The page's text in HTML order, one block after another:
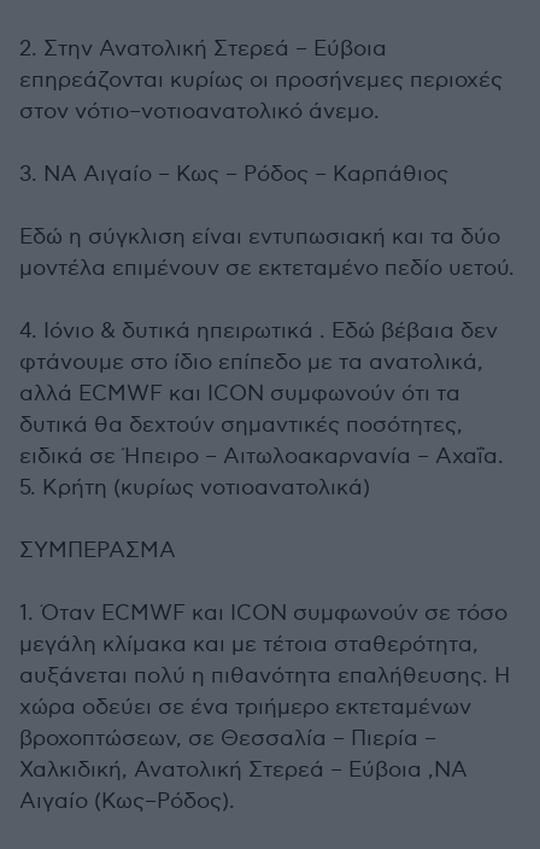
2. Στην Ανατολική Στερεά – Εύβοια
επηρεάζονται κυρίως οι προσήνεμες περιοχές
στον νότιο–νοτιοανατολικό άνεμο.
3. ΝΑ Αιγαίο – Κως – Ρόδος – Καρπάθιος
Εδώ η σύγκλιση είναι εντυπωσιακή και τα δύο
μοντέλα επιμένουν σε εκτεταμένο πεδίο υετού.
4. Ιόνιο & δυτικά ηπειρωτικά . Εδώ βέβαια δεν
φτάνουμε στο ίδιο επίπεδο με τα ανατολικά,
αλλά ECMWF και ICON συμφωνούν ότι τα
δυτικά θα δεχτούν σημαντικές ποσότητες,
ειδικά σε Ήπειρο – Αιτωλοακαρνανία – Αχαΐα.
5. Κρήτη (κυρίως νοτιοανατολικά)
ΣΥΜΠΕΡΑΣΜΑ
1. Όταν ECMWF και ICON συμφωνούν σε τόσο
μεγάλη κλίμακα και με τέτοια σταθερότητα,
αυξάνεται πολύ η πιθανότητα επαλήθευσης. Η
χώρα οδεύει σε ένα τριήμερο εκτεταμένων
βροχοπτώσεων, σε Θεσσαλία – Πιερία –
Χαλκιδική, Ανατολική Στερεά – Εύβοια ,ΝΑ
Αιγαίο (Κως–Ρόδος).